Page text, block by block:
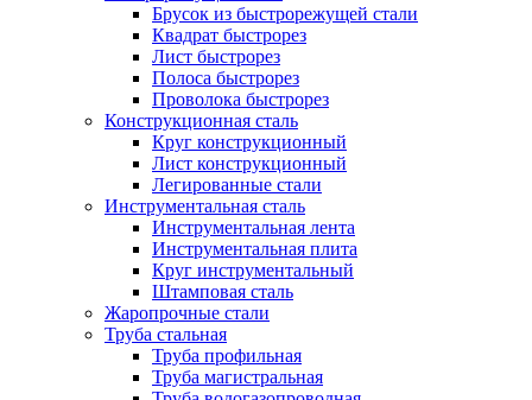
Брусок из быстрорежущей стали
Квадрат быстрорез
Лист быстрорез
Полоса быстрорез
Проволока быстрорез
Конструкционная сталь
Круг конструкционный
Лист конструкционный
Легированные стали
Инструментальная сталь
Инструментальная лента
Инструментальная плита
Круг инструментальный
Штамповая сталь
Жаропрочные стали
Труба стальная
Труба профильная
Труба магистральная